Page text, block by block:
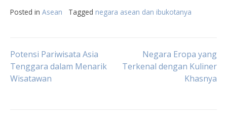
Posted in Asean Tagged negara asean dan ibukotanya
Post
navigation
Potensi Pariwisata Asia
Tenggara dalam Menarik
Wisatawan
Negara Eropa yang
Terkenal dengan Kuliner
Khasnya